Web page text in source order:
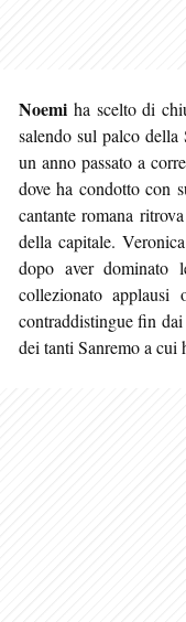
Noemi ha scelto di
salendo sul palco
un anno passato a
dove ha condotto con
cantante romana
della capitale.
dopo aver dominato
collezionato applausi
contraddistingue fin
dei tanti Sanremo a cui